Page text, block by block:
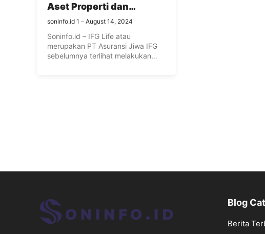
Aset Properti dan
Menjadikannya Aset
Finansial
soninfo.id 1 August 14, 2024
Soninfo.id – IFG Life atau
merupakan PT Asuransi Jiwa IFG
sebelumnya terlihat melakukan
Blog
Berita